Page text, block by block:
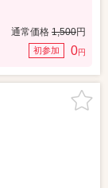
通常価格 1,500円
初参加 0円